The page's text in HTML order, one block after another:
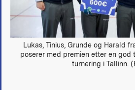
Lukas, Tinius, Grunde og Harald
poserer med premien etter en god
turnering i Tallinn.